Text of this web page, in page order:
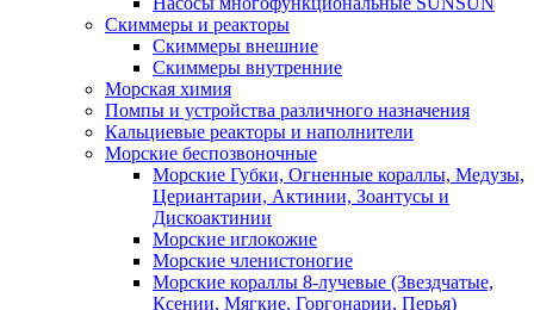
Скиммеры и реакторы
Скиммеры внешние
Скиммеры внутренние
Морская химия
Помпы и устройства различного назначения
Кальциевые реакторы и наполнители
Морские беспозвоночные
Морские Губки, Огненные кораллы, Медузы,
Цериантарии, Актинии, Зоантусы и
Дискоактинии
Морские иглокожие
Морские членистоногие
Морские кораллы 8-лучевые (Звездчатые,
Ксении, Мягкие, Горгонарии, Перья)